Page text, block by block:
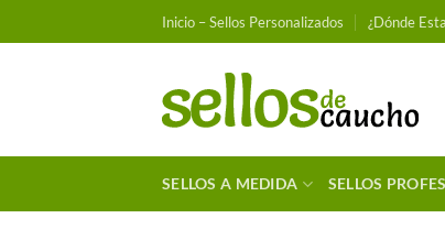
al
Inicio – Sellos Personalizados ¿Dónde
SELLOS A MEDIDA SELLOS